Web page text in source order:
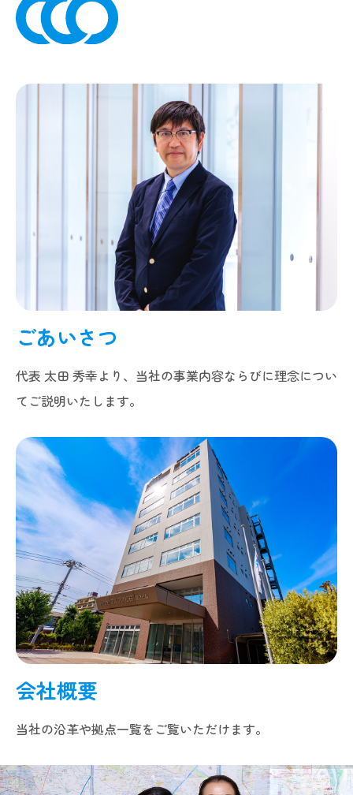
ごあいさつ
代表 太田 秀幸より、当社の事業内容ならびに理念につい
てご説明いたします。
会社概要
当社の沿革や拠点一覧をご覧いただけます。